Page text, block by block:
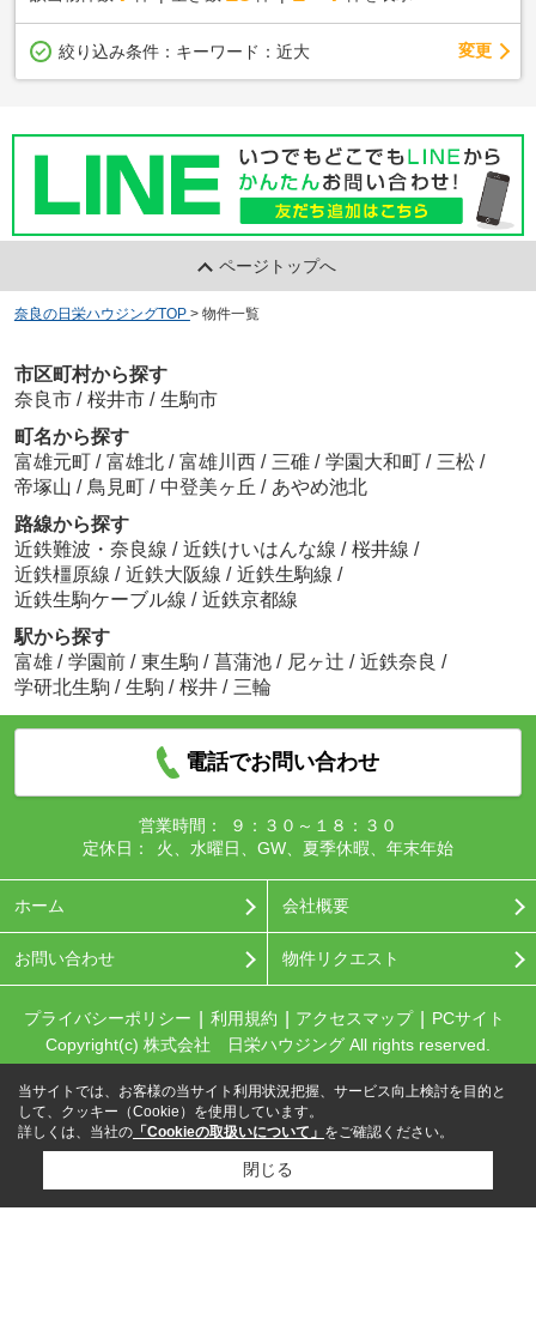
絞り込み条件： キーワード：近大 変更
ページトップへ
奈良の日栄ハウジングTOP > 物件一覧
市区町村から探す
奈良市 / 桜井市 / 生駒市
町名から探す
富雄元町 / 富雄北 / 富雄川西 / 三碓 / 学園大和町 / 三松 /
帝塚山 / 鳥見町 / 中登美ヶ丘 / あやめ池北
路線から探す
近鉄難波・奈良線 / 近鉄けいはんな線 / 桜井線 /
近鉄橿原線 / 近鉄大阪線 / 近鉄生駒線 /
近鉄生駒ケーブル線 / 近鉄京都線
駅から探す
富雄 / 学園前 / 東生駒 / 菖蒲池 / 尼ヶ辻 / 近鉄奈良 /
学研北生駒 / 生駒 / 桜井 / 三輪
電話でお問い合わせ
営業時間：
９：３０～１８：３０
定休日：
火、水曜日、GW、夏季休暇、年末年始
ホーム 会社概要
お問い合わせ 物件リクエスト
プライバシーポリシー 利用規約 アクセスマップ
PCサイト
Copyright(c) 株式会社 日栄ハウジング All rights reserved.
当サイトでは、お客様の当サイト利用状況把握、サービス向上検討を目的と
して、クッキー（Cookie）を使用しています。
詳しくは、当社の 「Cookieの取扱いについて」 をご確認ください。
閉じる